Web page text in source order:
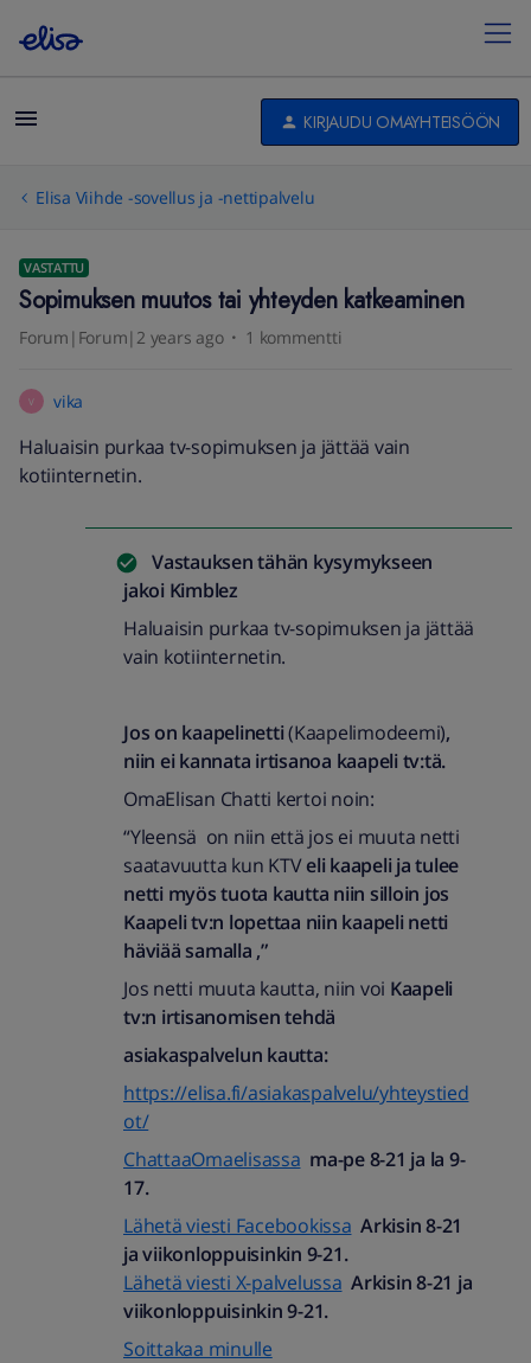
KIRJAUDU OMAYHTEISÖÖN
Elisa Viihde -sovellus ja -nettipalvelu
VASTATTU
Sopimuksen muutos tai yhteyden katkeaminen
Forum|Forum|2 years ago 1 kommentti
V vika
Haluaisin purkaa tv-sopimuksen ja jättää vain
kotiinternetin.
Vastauksen tähän kysymykseen
jakoi Kimblez
Haluaisin purkaa tv-sopimuksen ja jättää
vain kotiinternetin.
Jos on kaapelinetti(Kaapelimodeemi),
niin ei kannata irtisanoa kaapeli tv:tä.
OmaElisan Chatti kertoi noin:
“Yleensä on niin että jos ei muuta netti
saatavuutta kun KTV eli kaapeli ja tulee
netti myös tuota kautta niin silloin jos
Kaapeli tv:n lopettaa niin kaapeli netti
häviää samalla ,”
Jos netti muuta kautta, niin voi Kaapeli
tv:n irtisanomisen tehdä
asiakaspalvelun kautta:
https://elisa.fi/asiakaspalvelu/yhteystied
ot/
ChattaaOmaelisassa ma-pe 8-21 ja la 9-
17.
Lähetä viesti Facebookissa Arkisin 8-21
ja viikonloppuisinkin 9-21.
Lähetä viesti X-palvelussa Arkisin 8-21 ja
viikonloppuisinkin 9-21.
Soittakaa minulle